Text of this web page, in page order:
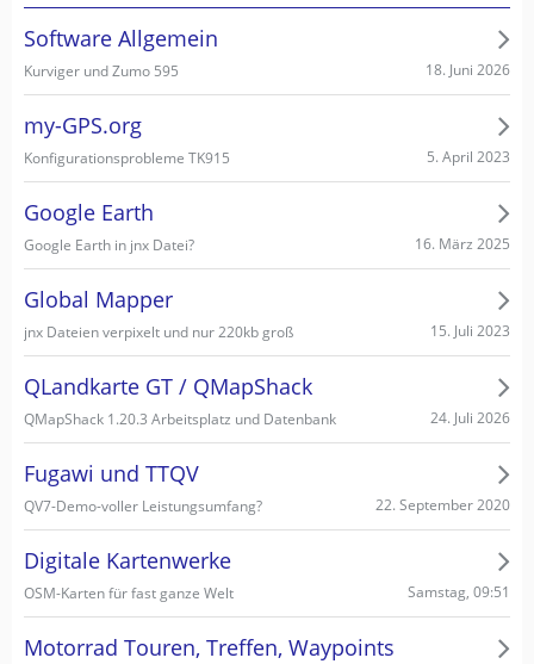
Software Allgemein
Kurviger und Zumo 595 18. Juni 2026
my-GPS.org
Konfigurationsprobleme TK915 5. April 2023
Google Earth
Google Earth in jnx Datei? 16. März 2025
Global Mapper
jnx Dateien verpixelt und nur 220kb groß 15. Juli 2023
QLandkarte GT / QMapShack
QMapShack 1.20.3 Arbeitsplatz und Datenbank 24. Juli 2026
Fugawi und TTQV
QV7-Demo-voller Leistungsumfang? 22. September 2020
Digitale Kartenwerke
OSM-Karten für fast ganze Welt Samstag, 09:51
Motorrad Touren, Treffen, Waypoints